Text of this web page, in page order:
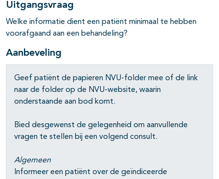
Uitgangsvraag
Welke informatie dient een patiënt minimaal te hebben
voorafgaand aan een behandeling?
Aanbeveling
Geef patiënt de papieren NVU-folder mee of de link
naar de folder op de NVU-website, waarin
onderstaande aan bod komt.
Bied desgewenst de gelegenheid om aanvullende
vragen te stellen bij een volgend consult.
Algemeen
Informeer een patiënt over de geïndiceerde